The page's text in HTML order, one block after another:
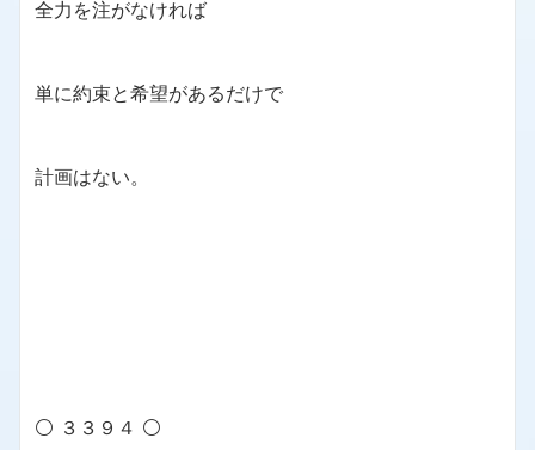
全力を注がなければ
単に約束と希望があるだけで
計画はない。
⚪ ３３９４ ⚪